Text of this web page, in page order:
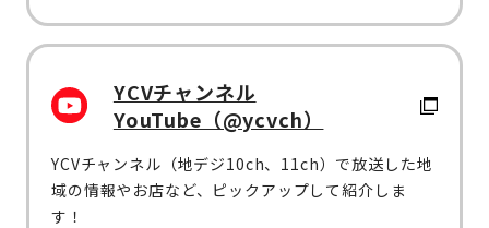
YCVチャンネル
YouTube（@ycvch）
YCVチャンネル（地デジ10ch、11ch）で放送した地
域の情報やお店など、ピックアップして紹介しま
す！